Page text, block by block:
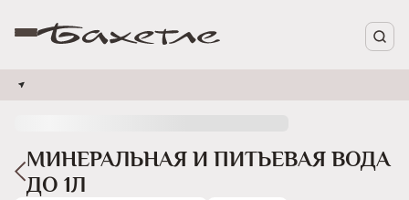
МИНЕРАЛЬНАЯ И ПИТЬЕВАЯ ВОДА
ДО 1Л